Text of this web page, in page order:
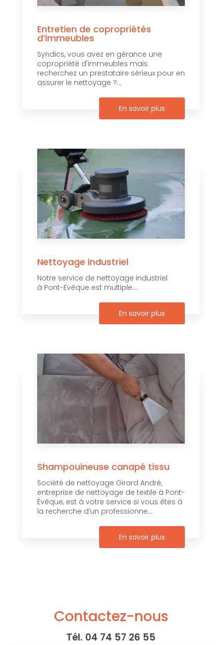
Entretien de copropriétés
d’immeubles
Syndics, vous avez en gérance une
copropriété d'immeubles mais
recherchez un prestataire sérieux pour en
assurer le nettoyage ?...
En savoir plus
Nettoyage industriel
Notre service de nettoyage industriel
à Pont-Evêque est multiple....
En savoir plus
Shampouineuse canapé tissu
Société de nettoyage Girard André,
entreprise de nettoyage de textile à Pont-
Évêque, est à votre service si vous êtes à
la recherche d’un professionne...
En savoir plus
Contactez-nous
Tél. 04 74 57 26 55